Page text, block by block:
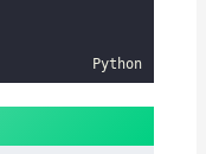
Python